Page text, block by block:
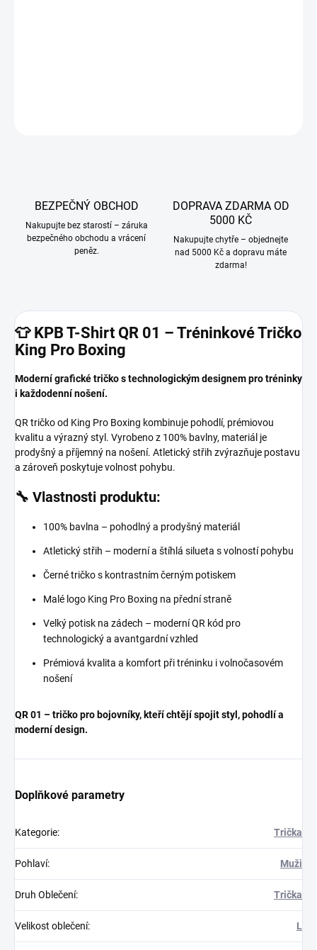
BEZPEČNÝ OBCHOD
Nakupujte bez starostí – záruka
bezpečného obchodu a vrácení
peněz.
DOPRAVA ZDARMA OD
5000 KČ
Nakupujte chytře – objednejte
nad 5000 Kč a dopravu máte
zdarma!
👕 KPB T-Shirt QR 01 – Tréninkové Tričko
King Pro Boxing
Moderní grafické tričko s technologickým designem pro tréninky
i každodenní nošení.
QR tričko od King Pro Boxing kombinuje pohodlí, prémiovou
kvalitu a výrazný styl. Vyrobeno z 100% bavlny, materiál je
prodyšný a příjemný na nošení. Atletický střih zvýrazňuje postavu
a zároveň poskytuje volnost pohybu.
🔧 Vlastnosti produktu:
100% bavlna – pohodlný a prodyšný materiál
Atletický střih – moderní a štíhlá silueta s volností pohybu
Černé tričko s kontrastním černým potiskem
Malé logo King Pro Boxing na přední straně
Velký potisk na zádech – moderní QR kód pro
technologický a avantgardní vzhled
Prémiová kvalita a komfort při tréninku i volnočasovém
nošení
QR 01 – tričko pro bojovníky, kteří chtějí spojit styl, pohodlí a
moderní design.
Doplňkové parametry
Kategorie: Trička
Pohlaví: Muži
Druh Oblečení: Trička
Velikost oblečení: L